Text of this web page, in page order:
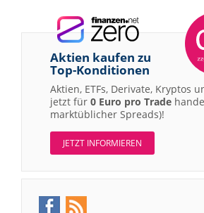
Aktien kaufen zu
Top-Konditionen
Aktien, ETFs, Derivate, Kryptos
jetzt für 0 Euro pro Trade
marktüblicher Spreads)!
JETZT INFORMIEREN